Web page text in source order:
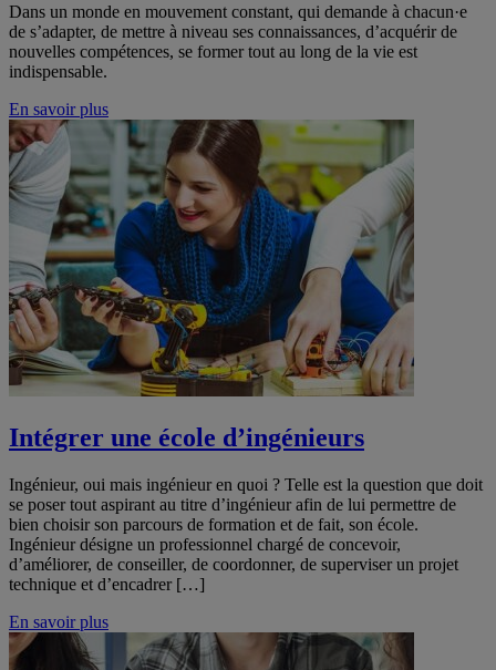
Dans un monde en mouvement constant, qui demande à chacun·e
de s’adapter, de mettre à niveau ses connaissances, d’acquérir de
nouvelles compétences, se former tout au long de la vie est
indispensable.
En savoir plus
Intégrer une école d’ingénieurs
Ingénieur, oui mais ingénieur en quoi ? Telle est la question que doit
se poser tout aspirant au titre d’ingénieur afin de lui permettre de
bien choisir son parcours de formation et de fait, son école.
Ingénieur désigne un professionnel chargé de concevoir,
d’améliorer, de conseiller, de coordonner, de superviser un projet
technique et d’encadrer […]
En savoir plus